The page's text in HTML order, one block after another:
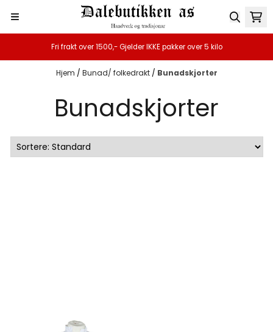
Hopp til innhold
Fri frakt over 1500,- Gjelder IKKE pakker over 5 kilo
Hjem / Bunad/ folkedrakt / Bunadskjorter
Bunadskjorter